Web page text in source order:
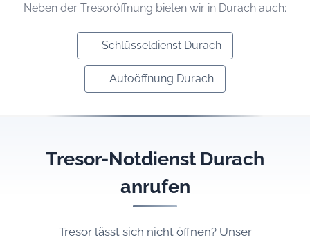
Neben der Tresoröffnung bieten wir in Durach auch:
Schlüsseldienst Durach
Autoöffnung Durach
Tresor-Notdienst Durach
anrufen
Tresor lässt sich nicht öffnen? Unser